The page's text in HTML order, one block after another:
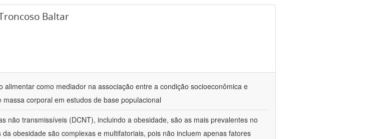
Baltar
alimentar como mediador na associação entre a condição socioeconômica e
corporal em estudos de base populacional
não transmissíveis (DCNT), incluindo a obesidade, são as mais prevalentes no
obesidade são complexas e multifatoriais, pois não incluem apenas fatores